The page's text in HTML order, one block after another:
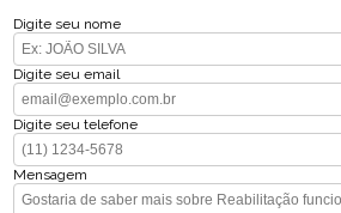
Digite seu nome
Digite seu email
Digite seu telefone
Mensagem